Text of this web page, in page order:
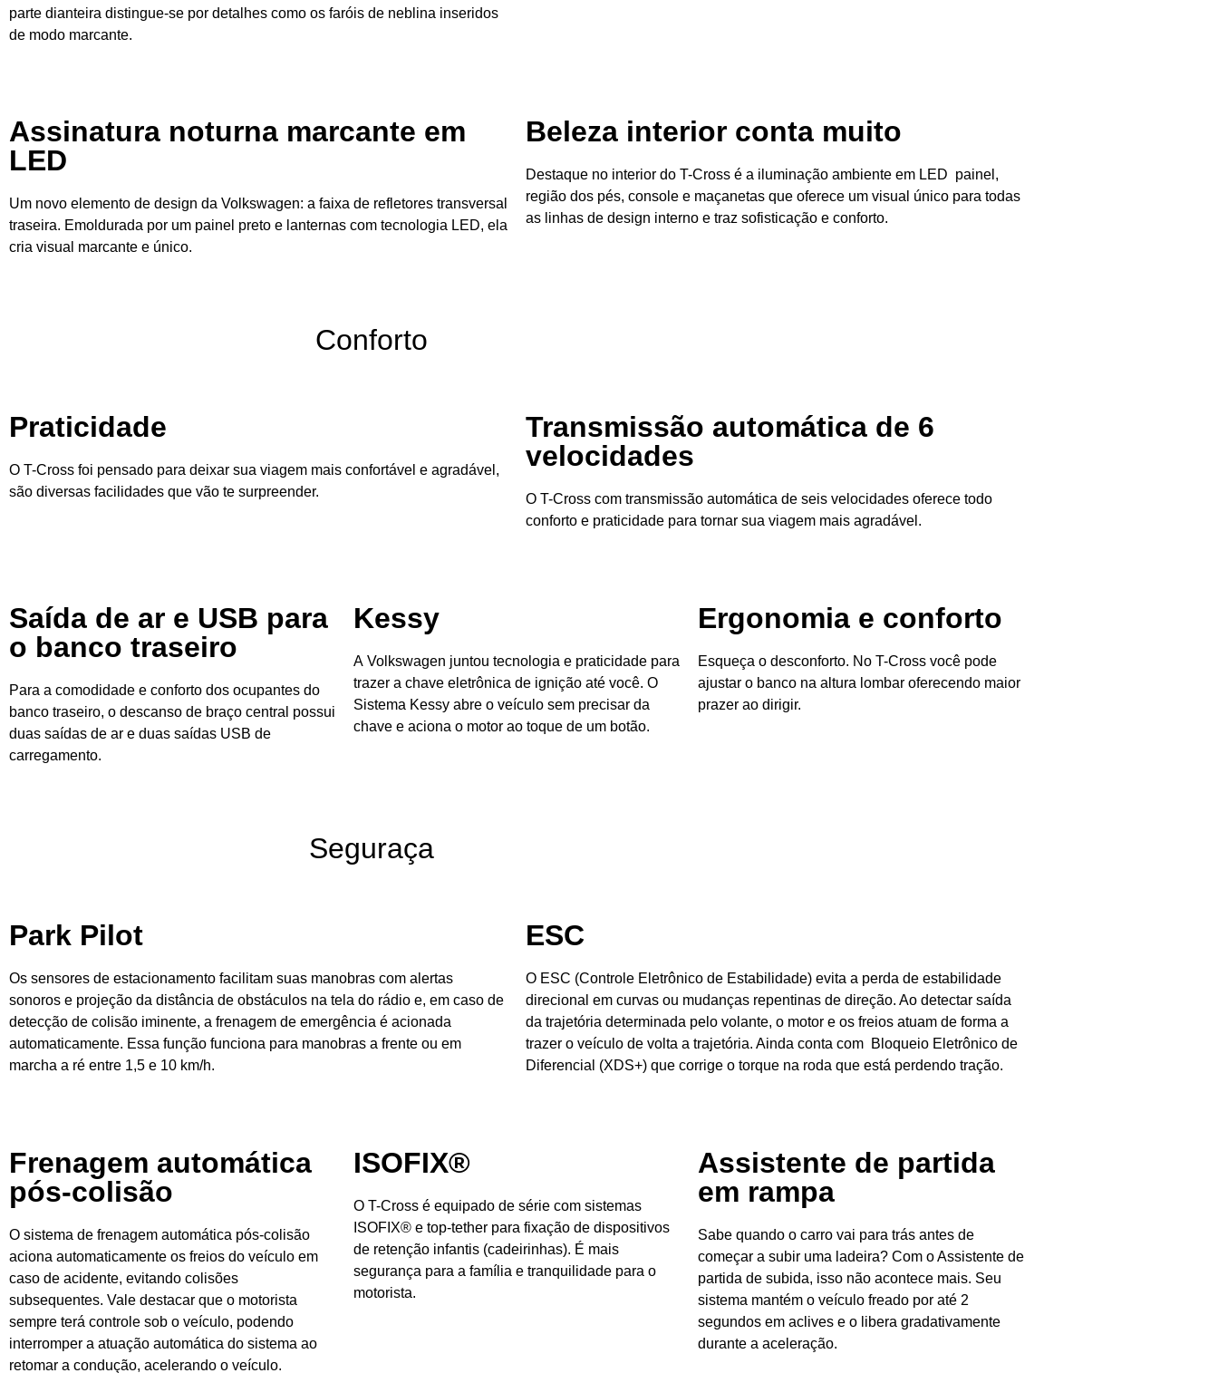
parte dianteira distingue-se por detalhes como os faróis de neblina inseridos
de modo marcante.
Assinatura noturna marcante em
LED
Um novo elemento de design da Volkswagen: a faixa de refletores transversal
traseira. Emoldurada por um painel preto e lanternas com tecnologia LED, ela
cria visual marcante e único.
Beleza interior conta muito
Destaque no interior do T-Cross é a iluminação ambiente em LED painel,
região dos pés, console e maçanetas que oferece um visual único para todas
as linhas de design interno e traz sofisticação e conforto.
Conforto
Praticidade
O T-Cross foi pensado para deixar sua viagem mais confortável e agradável,
são diversas facilidades que vão te surpreender.
Transmissão automática de 6
velocidades
O T-Cross com transmissão automática de seis velocidades oferece todo
conforto e praticidade para tornar sua viagem mais agradável.
Saída de ar e USB para
o banco traseiro
Para a comodidade e conforto dos ocupantes do
banco traseiro, o descanso de braço central possui
duas saídas de ar e duas saídas USB de
carregamento.
Kessy
A Volkswagen juntou tecnologia e praticidade para
trazer a chave eletrônica de ignição até você. O
Sistema Kessy abre o veículo sem precisar da
chave e aciona o motor ao toque de um botão.
Ergonomia e conforto
Esqueça o desconforto. No T-Cross você pode
ajustar o banco na altura lombar oferecendo maior
prazer ao dirigir.
Seguraça
Park Pilot
Os sensores de estacionamento facilitam suas manobras com alertas
sonoros e projeção da distância de obstáculos na tela do rádio e, em caso de
detecção de colisão iminente, a frenagem de emergência é acionada
automaticamente. Essa função funciona para manobras a frente ou em
marcha a ré entre 1,5 e 10 km/h.
ESC
O ESC (Controle Eletrônico de Estabilidade) evita a perda de estabilidade
direcional em curvas ou mudanças repentinas de direção. Ao detectar saída
da trajetória determinada pelo volante, o motor e os freios atuam de forma a
trazer o veículo de volta a trajetória. Ainda conta com Bloqueio Eletrônico de
Diferencial (XDS+) que corrige o torque na roda que está perdendo tração.
Frenagem automática
pós-colisão
O sistema de frenagem automática pós-colisão
aciona automaticamente os freios do veículo em
caso de acidente, evitando colisões
subsequentes. Vale destacar que o motorista
sempre terá controle sob o veículo, podendo
interromper a atuação automática do sistema ao
retomar a condução, acelerando o veículo.
ISOFIX®
O T-Cross é equipado de série com sistemas
ISOFIX® e top-tether para fixação de dispositivos
de retenção infantis (cadeirinhas). É mais
segurança para a família e tranquilidade para o
motorista.
Assistente de partida
em rampa
Sabe quando o carro vai para trás antes de
começar a subir uma ladeira? Com o Assistente de
partida de subida, isso não acontece mais. Seu
sistema mantém o veículo freado por até 2
segundos em aclives e o libera gradativamente
durante a aceleração.